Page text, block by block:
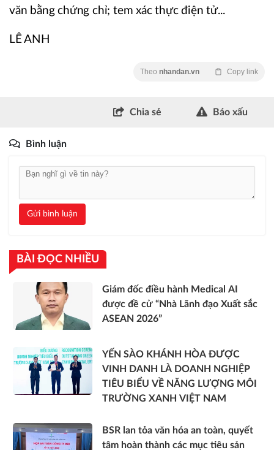
văn bằng chứng chỉ; tem xác thực điện tử...
LÊ ANH
Theo nhandan.vn Copy link
Chia sẻ Báo xấu
Bình luận
Gửi bình luận
BÀI ĐỌC NHIỀU
Giám đốc điều hành Medical AI
được đề cử “Nhà Lãnh đạo Xuất sắc
ASEAN 2026”
YẾN SÀO KHÁNH HÒA ĐƯỢC
VINH DANH LÀ DOANH NGHIỆP
TIÊU BIỂU VỀ NĂNG LƯỢNG MÔI
TRƯỜNG XANH VIỆT NAM
BSR lan tỏa văn hóa an toàn, quyết
tâm hoàn thành các mục tiêu sản